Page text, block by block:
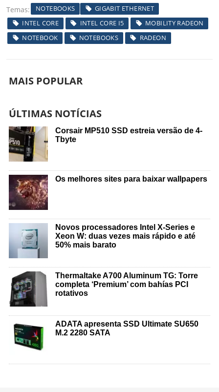
Temas NOTEBOOKS
GIGABIT ETHERNET
INTEL CORE
INTEL CORE I5
MOBILITY RADEON
NOTEBOOK
NOTEBOOKS RADEON
MAIS POPULAR
ÚLTIMAS NOTÍCIAS
Corsair MP510 SSD estreia versão de 4-
Tbyte
Os melhores sites para baixar wallpapers
Novos processadores Intel X-Series e
Xeon W: duas vezes mais rápido e até
50% mais barato
Thermaltake A700 Aluminum TG: Torre
completa ‘Premium’ com bahías PCI
rotativos
ADATA apresenta SSD Ultimate SU650
M.2 2280 SATA